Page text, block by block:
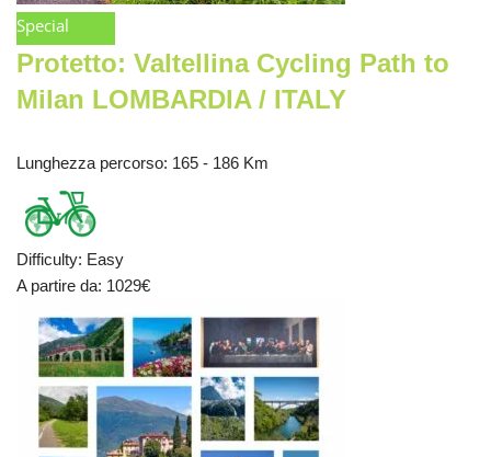
Special
Protetto: Valtellina Cycling Path to
Milan LOMBARDIA / ITALY
Lunghezza percorso: 165 - 186 Km
Difficulty: Easy
A partire da: 1029€